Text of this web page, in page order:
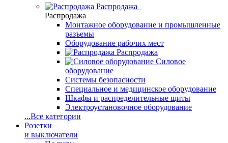
Распродажа
Распродажа
Монтажное оборудование и промышленные
разъемы
Оборудование рабочих мест
Распродажа
Силовое
оборудование
Системы безопасности
Специальное и медицинское оборудование
Шкафы и распределительные щиты
Электроустановочное оборудование
...Все категории
Розетки
и выключатели